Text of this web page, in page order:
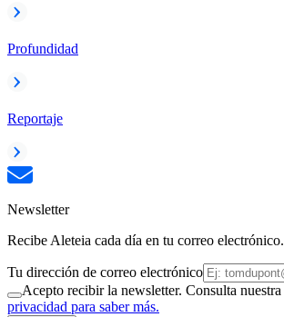
Profundidad
Reportaje
Newsletter
Recibe Aleteia cada día en tu correo electrónico.
Tu dirección de correo electrónico
Acepto recibir la newsletter. Consulta nuestra
privacidad para saber más.